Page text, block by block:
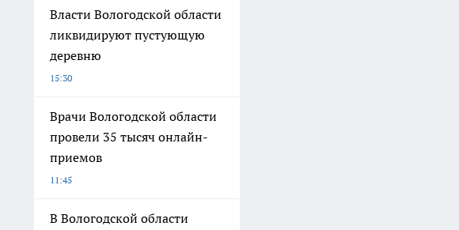
Власти Вологодской области
ликвидируют пустующую
деревню
15:30
Врачи Вологодской области
провели 35 тысяч онлайн-
приемов
11:45
В Вологодской области